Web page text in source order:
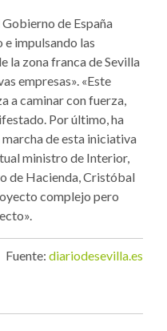
de España
e impulsando las
la zona franca de Sevilla
empresas». «Este
a caminar con fuerza,
Por último, ha
de esta iniciativa
ministro de Interior,
de Hacienda, Cristóbal
complejo pero
Fuente: diariodesevilla.es